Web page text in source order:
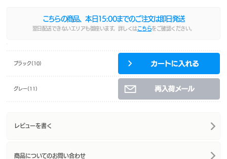
こちらの商品、本日 15:00までのご注文は即日発送
翌日配送できないエリアも御座います。詳しくは こちらをご確認ください。
ブラック(10)
グレー(11)
レビューを書く
商品についてのお問い合わせ